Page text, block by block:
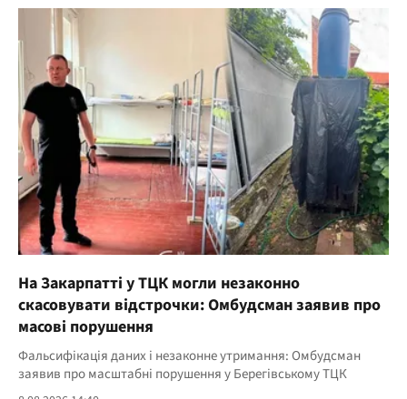
На Закарпатті у ТЦК могли незаконно
скасовувати відстрочки: Омбудсман заявив про
масові порушення
Фальсифікація даних і незаконне утримання: Омбудсман
заявив про масштабні порушення у Берегівському ТЦК